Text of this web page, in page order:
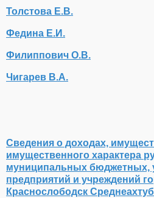
Толстова Е.В.
Федина Е.И.
Филиппович О.В.
Чигарев В.А.
Сведения о доходах,
имущественного характера
муниципальных бюджетных,
предприятий и учреждений
Краснослободск